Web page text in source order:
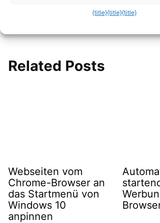
Linux Pro-Tipp: Die magische
Related Posts
Webseiten vom
Chrome-Browser an
das Startmenü von
Windows 10
anpinnen
{title}{title}{title}